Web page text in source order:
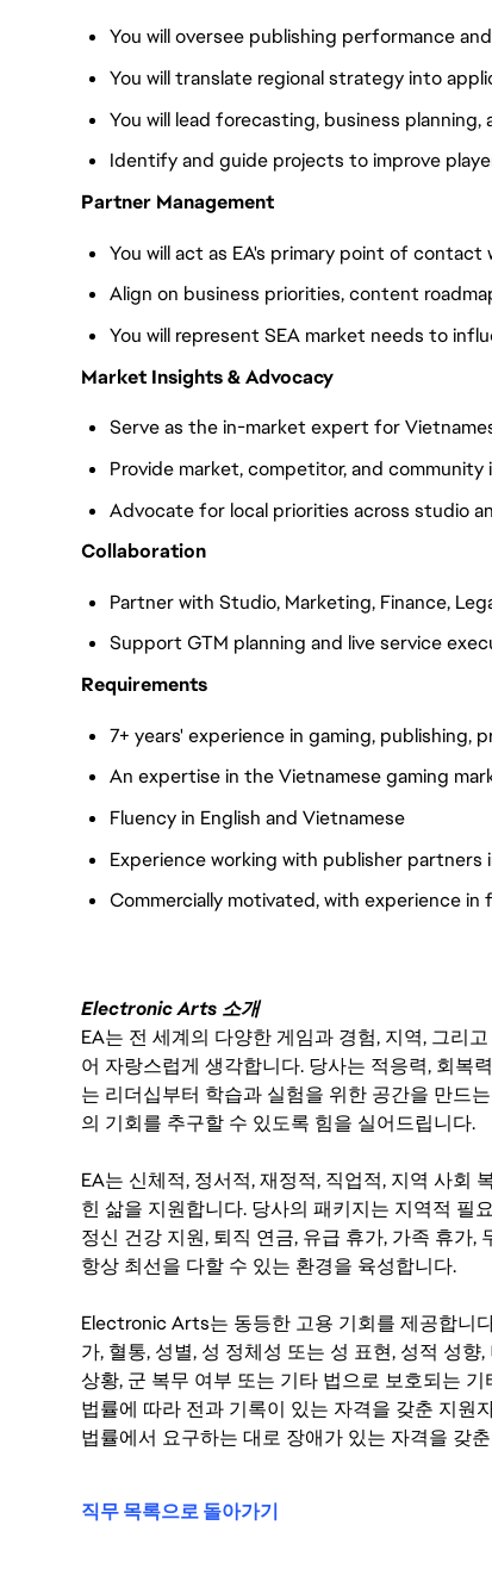
You will oversee publishing performance
You will translate regional strategy into
You will lead forecasting, business
Identify and guide projects to improve
Partner Management
You will act as EA's primary point of contact
Align on business priorities, content
You will represent SEA market needs to
Market Insights & Advocacy
Serve as the in-market expert for
Provide market, competitor, and
Advocate for local priorities across studio
Collaboration
Partner with Studio, Marketing, Finance,
Support GTM planning and live service
Requirements
7+ years' experience in gaming, publishing,
An expertise in the Vietnamese gaming
Fluency in English and Vietnamese
Experience working with publisher partners
Commercially motivated, with experience
Electronic Arts 소개
EA는 전 세계의 다양한 게임과 경험, 지역, 그리
어 자랑스럽게 생각합니다. 당사는 적응력, 회복
는 리더십부터 학습과 실험을 위한 공간을 만드
의 기회를 추구할 수 있도록 힘을 실어드립니다.
EA는 신체적, 정서적, 재정적, 직업적, 지역 사회
힌 삶을 지원합니다. 당사의 패키지는 지역적 필
정신 건강 지원, 퇴직 연금, 유급 휴가, 가족 휴가
항상 최선을 다할 수 있는 환경을 육성합니다.
Electronic Arts는 동등한 고용 기회를 제공합니
가, 혈통, 성별, 성 정체성 또는 성 표현, 성적 성향
상황, 군 복무 여부 또는 기타 법으로 보호되는
법률에 따라 전과 기록이 있는 자격을 갖춘 지원
법률에서 요구하는 대로 장애가 있는 자격을 갖
직무 목록으로 돌아가기